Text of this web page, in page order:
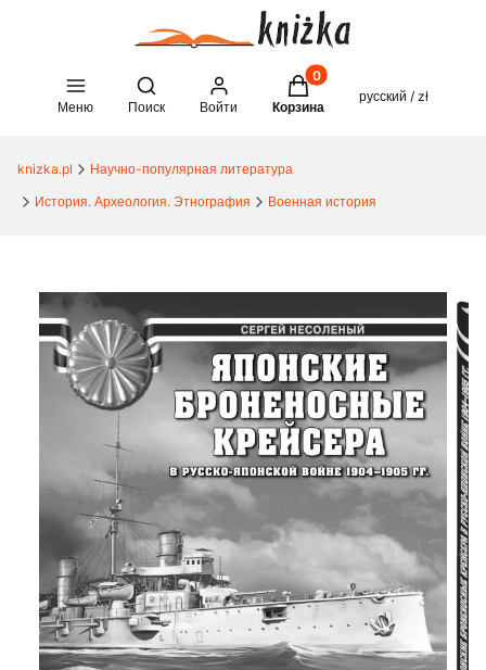
Меню
Open search engine
Поиск Войти
Товары в корзине: 0.
Корзина
русский / zł
knizka.pl
Научно-популярная литература
История. Археология. Этнография
Военная история